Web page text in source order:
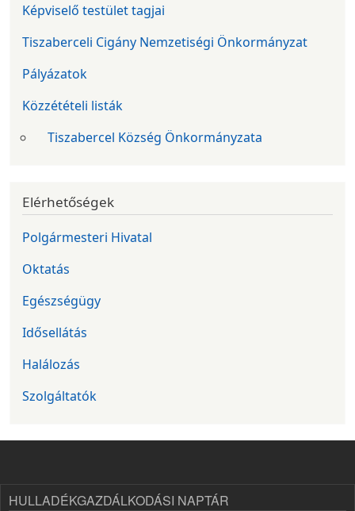
Képviselő testület tagjai
Tiszaberceli Cigány Nemzetiségi Önkormányzat
Pályázatok
Közzétételi listák
Tiszabercel Község Önkormányzata
Elérhetőségek
Polgármesteri Hivatal
Oktatás
Egészségügy
Idősellátás
Halálozás
Szolgáltatók
HULLADÉKGAZDÁLKODÁSI NAPTÁR